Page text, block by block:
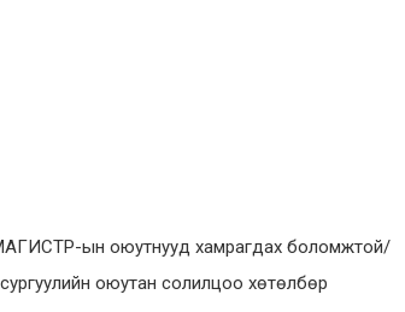
ын оюутнууд хамрагдах боломжтой/
оюутан солилцоо хөтөлбөр